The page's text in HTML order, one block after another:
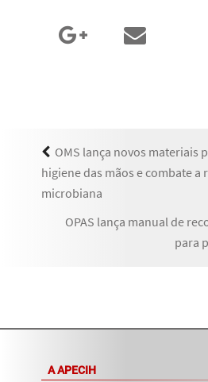
OMS lança novos materiais
higiene das mãos e combate a
microbiana
OPAS lança manual de
para
A APECIH